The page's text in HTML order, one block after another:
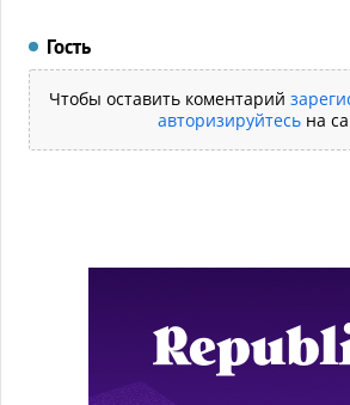
Гость
Чтобы оставить коментарий
авторизируйтесь на